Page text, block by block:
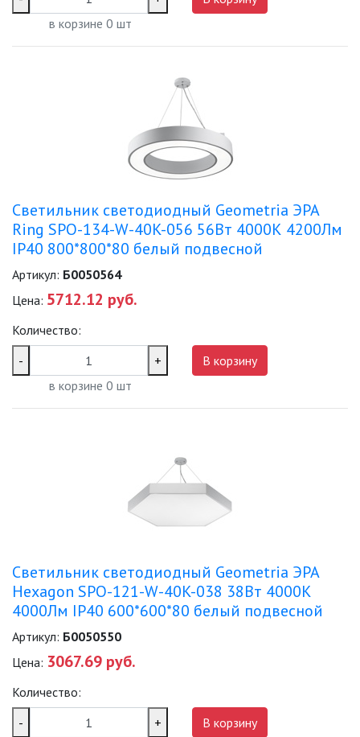
в корзине 0 шт
Светильник светодиодный Geometria ЭРА
Ring SPO-134-W-40K-056 56Вт 4000К 4200Лм
IP40 800*800*80 белый подвесной
Артикул: Б0050564
Цена: 5712.12 руб.
Количество:
-
+
в корзине 0 шт
В корзину
Светильник светодиодный Geometria ЭРА
Hexagon SPO-121-W-40K-038 38Вт 4000К
4000Лм IP40 600*600*80 белый подвесной
Артикул: Б0050550
Цена: 3067.69 руб.
Количество:
-
+
В корзину